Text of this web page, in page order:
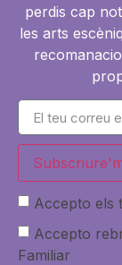
perdis cap
les arts
Accepto els
Accepto
Familiar